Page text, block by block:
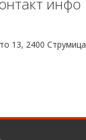
13, 2400 Струмица